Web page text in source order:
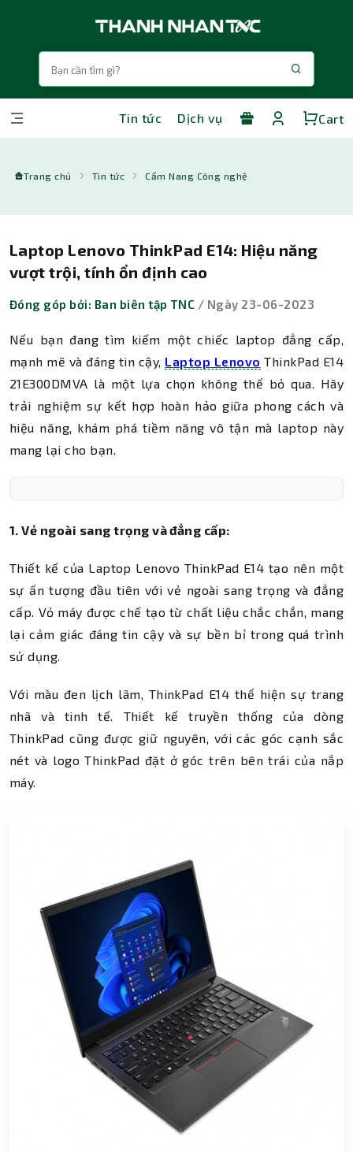
Tin tức Dịch vụ Cart
Trang chủ Tin tức Cẩm Nang Công nghệ
Laptop Lenovo ThinkPad E14: Hiệu năng
vượt trội, tính ổn định cao
Đóng góp bởi: Ban biên tập TNC / Ngày 23-06-2023
Nếu bạn đang tìm kiếm một chiếc laptop đẳng cấp,
mạnh mẽ và đáng tin cậy, Laptop Lenovo ThinkPad E14
21E300DMVA là một lựa chọn không thể bỏ qua. Hãy
trải nghiệm sự kết hợp hoàn hảo giữa phong cách và
hiệu năng, khám phá tiềm năng vô tận mà laptop này
mang lại cho bạn.
1. Vẻ ngoài sang trọng và đẳng cấp:
Thiết kế của Laptop Lenovo ThinkPad E14 tạo nên một
sự ấn tượng đầu tiên với vẻ ngoài sang trọng và đẳng
cấp. Vỏ máy được chế tạo từ chất liệu chắc chắn, mang
lại cảm giác đáng tin cậy và sự bền bỉ trong quá trình
sử dụng.
Với màu đen lịch lãm, ThinkPad E14 thể hiện sự trang
nhã và tinh tế. Thiết kế truyền thống của dòng
ThinkPad cũng được giữ nguyên, với các góc cạnh sắc
nét và logo ThinkPad đặt ở góc trên bên trái của nắp
máy.